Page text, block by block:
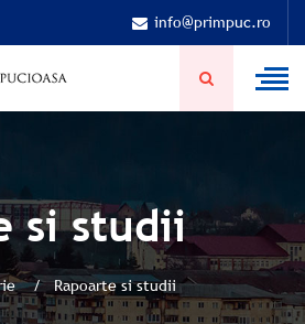
info@primpuc.ro
si studii
Rapoarte si studii